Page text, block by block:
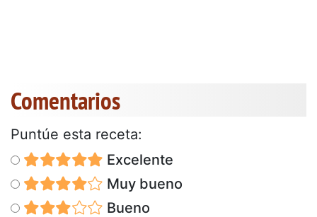
Comentarios
Puntúe esta receta:
Excelente
Muy bueno
Bueno